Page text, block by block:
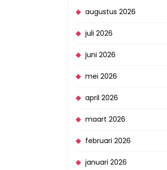
augustus 2026
juli 2026
juni 2026
mei 2026
april 2026
maart 2026
februari 2026
januari 2026